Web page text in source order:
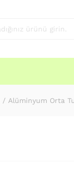
/ Alüminyum Orta